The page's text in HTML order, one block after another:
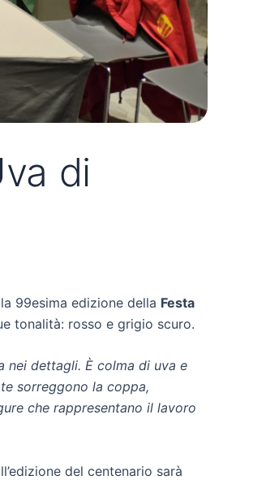
di
99esima edizione della Festa
tonalità: rosso e grigio scuro.
nei dettagli. È colma di uva e
sorreggono la coppa,
che rappresentano il lavoro
del centenario sarà